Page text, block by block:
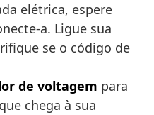
elétrica, espere
a. Ligue sua
se o código de
de voltagem para
chega à sua